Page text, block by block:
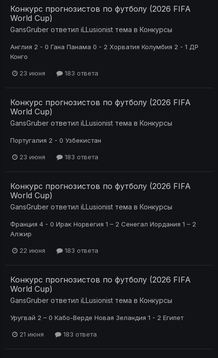
Конкурс прогнозистов по футболу (2026 FIFA
World Cup)
GansGruber ответил iLLusionist тема в Конкурсы
Англия 2 - 0 Гана Панама 0 - 2 Хорватия Колумбия 2 - 1 ДР
Конго
23 июня 183 ответа
Конкурс прогнозистов по футболу (2026 FIFA
World Cup)
GansGruber ответил iLLusionist тема в Конкурсы
Португалия 2 - 0 Узбекистан
23 июня 183 ответа
Конкурс прогнозистов по футболу (2026 FIFA
World Cup)
GansGruber ответил iLLusionist тема в Конкурсы
Франция 4 - 0 Ирак Норвегия 1 – 2 Сенегал Иордания 1 – 2
Алжир
22 июня 183 ответа
Конкурс прогнозистов по футболу (2026 FIFA
World Cup)
GansGruber ответил iLLusionist тема в Конкурсы
Уругвай 2 – 0 Кабо-Верде Новая Зеландия 1 - 2 Египет
21 июня 183 ответа